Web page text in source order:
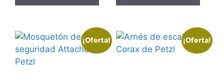
¡Oferta! ¡Oferta!